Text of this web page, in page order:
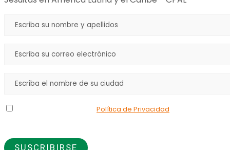
Política de Privacidad